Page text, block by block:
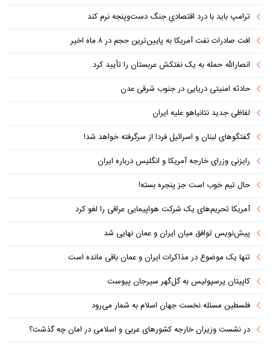
ترامپ باید با درد اقتصادیِ جنگ دست‌و‌پنجه نرم کند
افت صادرات نفت آمریکا به پایین‌ترین حجم در ۸ ماه اخیر
انصارالله حمله به یک نفتکش عربستان را تأیید کرد
حادثه امنیتی دریایی در جنوب شرقی عدن
لفاظی جدید نتانیاهو علیه ایران
گفتگوهای لبنان و اسرائیل فردا از سرگرفته خواهد شد!
رایزنی وزرای خارجه آمریکا و انگلیس درباره ایران
حال تیم خوب است جز پنجره بسته!
آمریکا تحریم‌های یک شرکت هواپیمایی عراقی را لغو کرد
پیش‌نویس توافق میان ایران و عمان نهایی شد
تنها یک موضوع در مذاکرات ایران و عمان باقی مانده است
کاپیتان پرسپولیس به گل‌گهر سیرجان پیوست
فلسطین مسئله نخست جهان اسلام به شمار می‌رود
در نشست وزیران خارجه کشورهای عربی و اسلامی در امان چه گذشت؟